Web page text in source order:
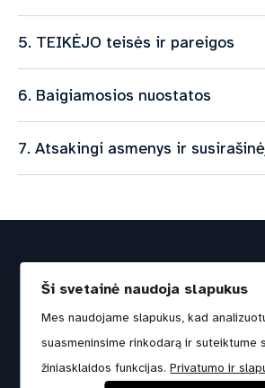
5. TEIKĖJO teisės ir pareigos
6. Baigiamosios nuostatos
7. Atsakingi asmenys ir
asmenų registre.
Įmonės kodas: 188602370 |
01105 Vilnius
Ši svetainė naudoja slapukus
Mes naudojame slapukus, kad
suasmeninsime rinkodarą ir suteiktume
žiniasklaidos funkcijas.Privatumo ir